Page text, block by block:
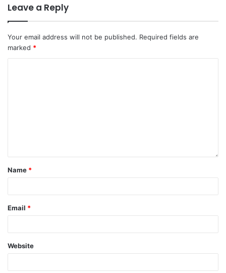
Leave a Reply
Your email address will not be published. Required fields are
marked *
Name *
Email *
Website